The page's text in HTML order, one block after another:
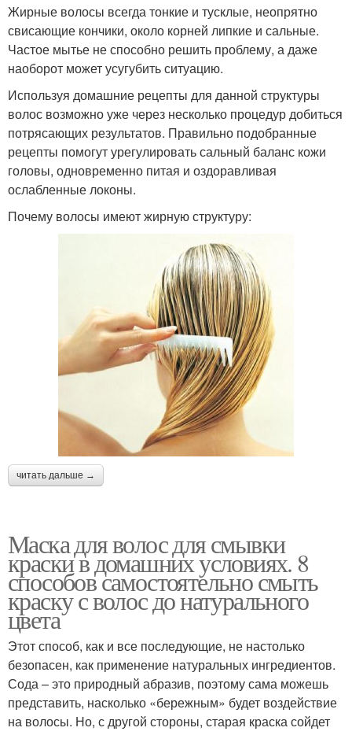
Жирные волосы всегда тонкие и тусклые, неопрятно
свисающие кончики, около корней липкие и сальные.
Частое мытье не способно решить проблему, а даже
наоборот может усугубить ситуацию.
Используя домашние рецепты для данной структуры
волос возможно уже через несколько процедур добиться
потрясающих результатов. Правильно подобранные
рецепты помогут урегулировать сальный баланс кожи
головы, одновременно питая и оздоравливая
ослабленные локоны.
Почему волосы имеют жирную структуру:
читать дальше →
Маска для волос для смывки
краски в домашних условиях. 8
способов самостоятельно смыть
краску с волос до натурального
цвета
Этот способ, как и все последующие, не настолько
безопасен, как применение натуральных ингредиентов.
Сода – это природный абразив, поэтому сама можешь
представить, насколько «бережным» будет воздействие
на волосы. Но, с другой стороны, старая краска сойдет